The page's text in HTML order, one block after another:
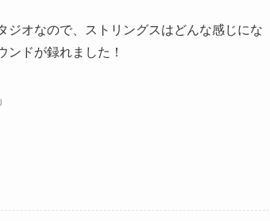
ジオなので、ストリングスはどんな感じにな
ンドが録れました！